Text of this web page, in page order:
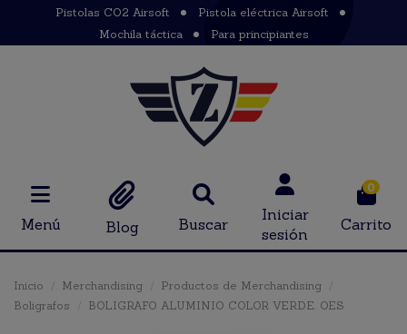
Pistolas CO2 Airsoft
Pistola eléctrica Airsoft
Mochila táctica
Para principiantes
Menú Blog Buscar
Iniciar
sesión
0
Carrito
Inicio Merchandising
Productos de Merchandising
Boligrafos
BOLIGRAFO ALUMINIO COLOR VERDE. OES